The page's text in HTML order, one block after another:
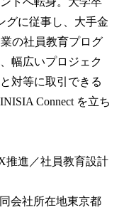
グに従事し、大手金
の社員教育プログ
幅広いプロジェク
対等に取引できる
Connect を立ち
推進／社員教育設計
会社所在地東京都